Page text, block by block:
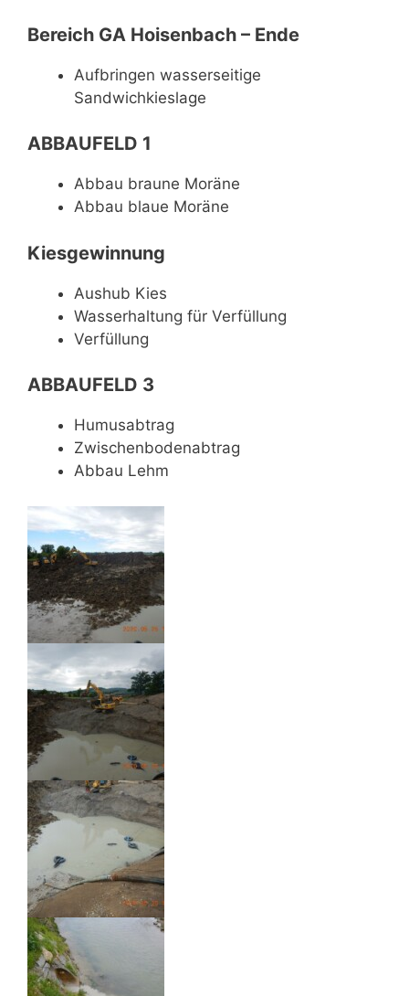
Bereich GA Hoisenbach – Ende
Aufbringen wasserseitige
Sandwichkieslage
ABBAUFELD 1
Abbau braune Moräne
Abbau blaue Moräne
Kiesgewinnung
Aushub Kies
Wasserhaltung für Verfüllung
Verfüllung
ABBAUFELD 3
Humusabtrag
Zwischenbodenabtrag
Abbau Lehm